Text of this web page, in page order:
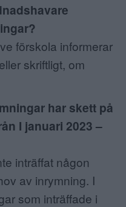
förskola informerar
skriftligt, om
har skett på
I januari 2023 –
inträffat någon
av inrymning. I
som inträffade i